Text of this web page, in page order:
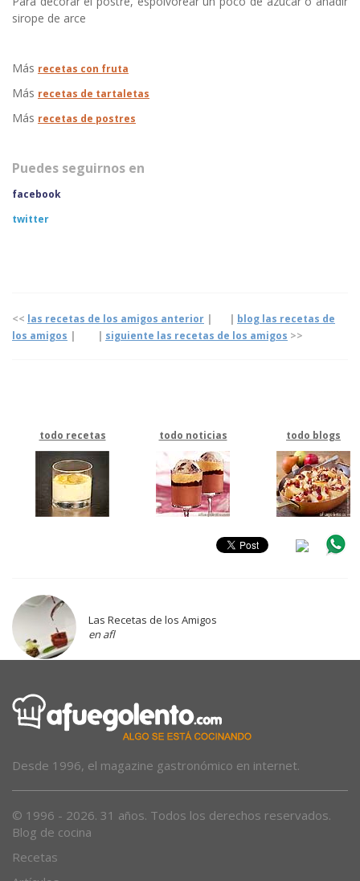
sirope de arce
Más recetas con fruta
Más recetas de tartaletas
Más recetas de postres
Puedes seguirnos en
facebook
twitter
<< las recetas de los amigos anterior | | blog las recetas de
los amigos | | siguiente las recetas de los amigos >>
todo recetas todo noticias todo blogs
Las Recetas de los Amigos
en afl
Desde 1996, el magazine gastronómico en internet.
© 1996 - 2026. 31 años. Todos los derechos reservados.
Blog de cocina
Recetas